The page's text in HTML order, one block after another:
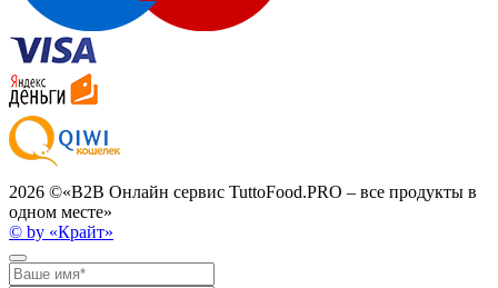
2026 ©«B2B Онлайн сервис TuttoFood.PRO – все продукты в
одном месте»
© by «Крайт»